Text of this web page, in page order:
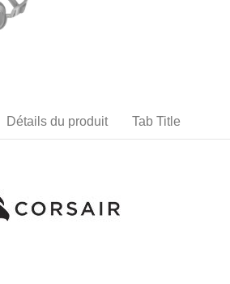
Détails du produit Tab Title